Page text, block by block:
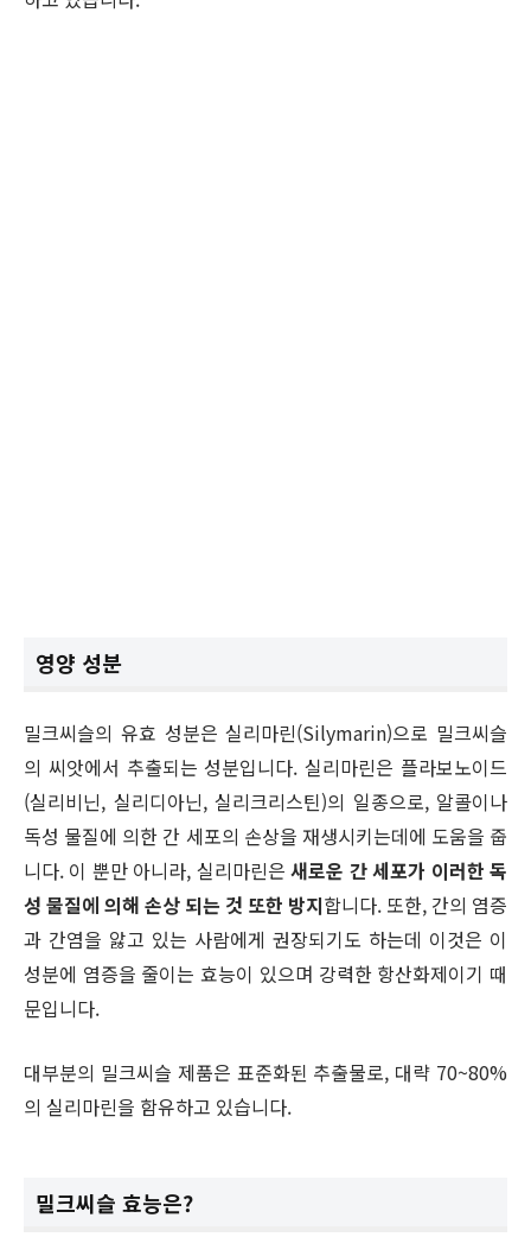
영양 성분
밀크씨슬의 유효 성분은 실리마린(Silymarin)으로 밀크씨슬
의 씨앗에서 추출되는 성분입니다. 실리마린은 플라보노이드
(실리비닌, 실리디아닌, 실리크리스틴)의 일종으로, 알콜이나
독성 물질에 의한 간 세포의 손상을 재생시키는데에 도움을 줍
니다. 이 뿐만 아니라, 실리마린은새로운 간 세포가 이러한 독
성 물질에 의해 손상 되는 것 또한 방지합니다. 또한, 간의 염증
과 간염을 앓고 있는 사람에게 권장되기도 하는데 이것은 이
성분에 염증을 줄이는 효능이 있으며 강력한 항산화제이기 때
문입니다.
대부분의 밀크씨슬 제품은 표준화된 추출물로, 대략 70~80%
의 실리마린을 함유하고 있습니다.
밀크씨슬 효능은?